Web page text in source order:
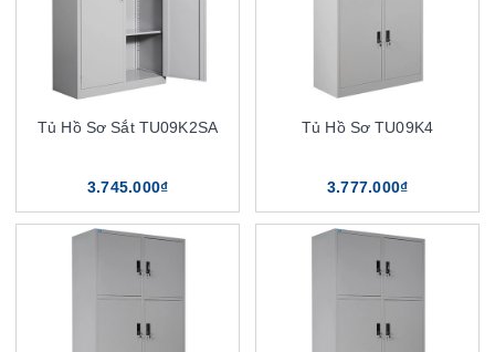
Tủ Hồ Sơ Sắt TU09K2SA
3.745.000₫
Tủ Hồ Sơ TU09K4
3.777.000₫